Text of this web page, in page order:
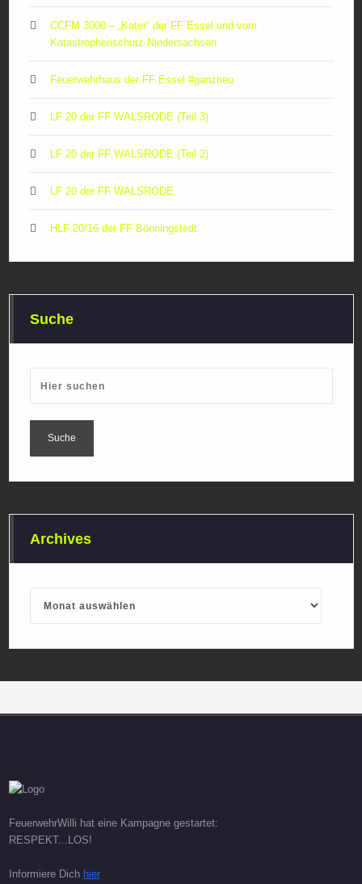
CCFM 3000 – „Kater“ der FF Essel und vom
Katastrophenschutz Niedersachsen
Feuerwehrhaus der FF Essel #ganzneu
LF 20 der FF WALSRODE (Teil 3)
LF 20 der FF WALSRODE (Teil 2)
LF 20 der FF WALSRODE
HLF 20/16 der FF Bönningstedt
Suche
Archives
FeuerwehrWilli hat eine Kampagne gestartet:
RESPEKT...LOS!
Informiere Dich hier